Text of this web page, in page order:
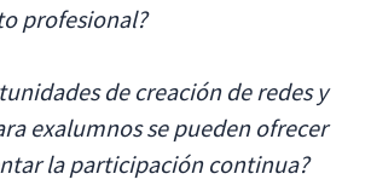
profesional?
de creación de redes y
exalumnos se pueden ofrecer
la participación continua?